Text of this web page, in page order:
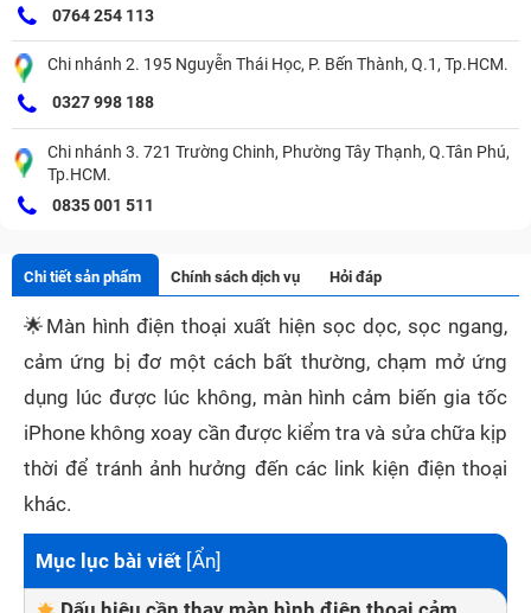
0764 254 113
Chi nhánh 2. 195 Nguyễn Thái Học, P. Bến Thành, Q.1, Tp.HCM.
0327 998 188
Chi nhánh 3. 721 Trường Chinh, Phường Tây Thạnh, Q.Tân Phú,
Tp.HCM.
0835 001 511
Chi tiết sản phẩm Chính sách dịch vụ Hỏi đáp
🌟 Màn hình điện thoại xuất hiện sọc dọc, sọc ngang,
cảm ứng bị đơ một cách bất thường, chạm mở ứng
dụng lúc được lúc không, màn hình cảm biến gia tốc
iPhone không xoay cần được kiểm tra và sửa chữa kịp
thời để tránh ảnh hưởng đến các link kiện điện thoại
khác.
Mục lục bài viết [Ẩn]